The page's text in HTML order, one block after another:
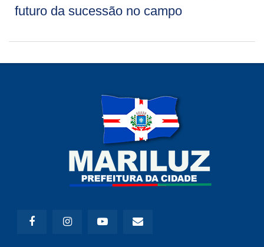
futuro da sucessão no campo